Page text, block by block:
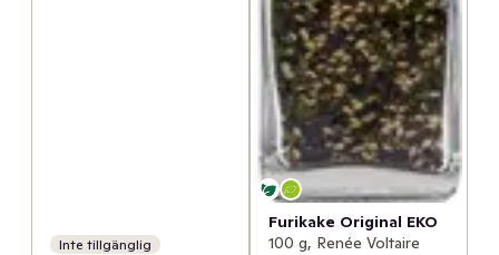
Inte tillgänglig
Furikake Original EKO
100 g, Renée Voltaire